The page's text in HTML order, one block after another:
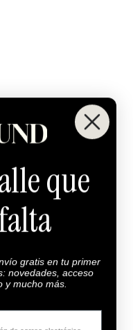
que
gratis en tu primer
novedades, acceso
y mucho más.